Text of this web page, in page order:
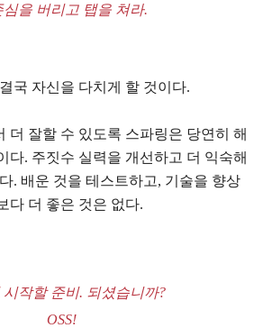
심을 버리고 탭을 쳐라.
국 자신을 다치게 할 것이다.
더 잘할 수 있도록 스파링은 당연히 해
다. 주짓수 실력을 개선하고 더 익숙해
. 배운 것을 테스트하고, 기술을 향상
다 더 좋은 것은 없다.
시작할 준비. 되셨습니까?
OSS!